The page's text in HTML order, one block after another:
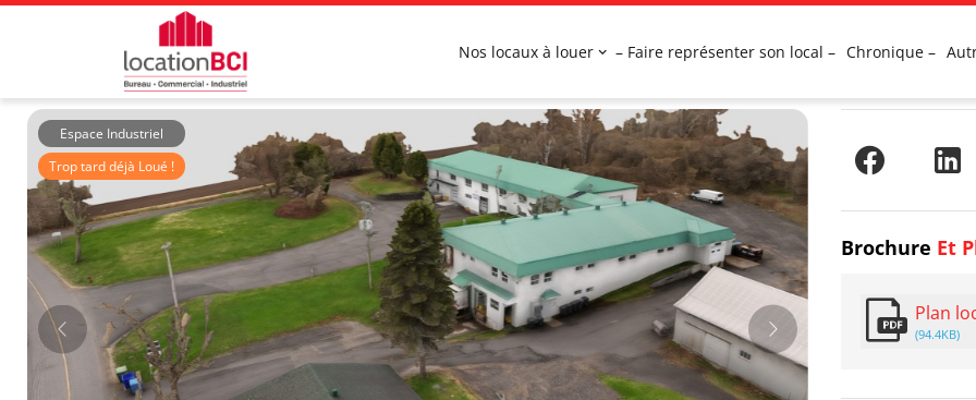
Nos locaux à louer – Faire représenter son local – Chronique –
Espace Industriel
Trop tard déjà Loué !
Brochure Et
Plan
(94.4KB)